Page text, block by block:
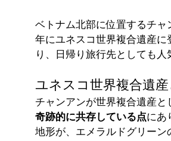
ベトナム北部に位置するチ
年にユネスコ世界複合遺産
り、日帰り旅行先としても人
ユネスコ世界複合遺
チャンアンが世界複合遺産
奇跡的に共存している点にあ
地形が、エメラルドグリー